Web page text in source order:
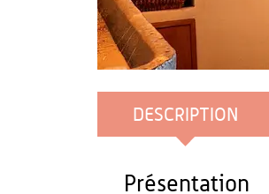
DESCRIPTION
Présentation